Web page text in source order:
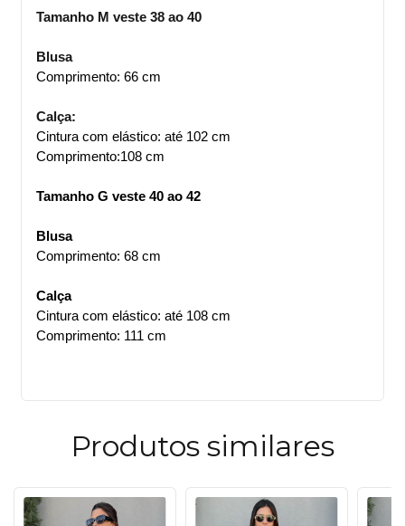
Tamanho M veste 38 ao 40
Blusa
Comprimento: 66 cm
Calça:
Cintura com elástico: até 102 cm
Comprimento:108 cm
Tamanho G veste 40 ao 42
Blusa
Comprimento: 68 cm
Calça
Cintura com elástico: até 108 cm
Comprimento: 111 cm
Produtos similares